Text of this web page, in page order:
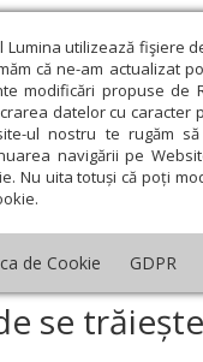
Lumina utilizează fişiere
că ne-am actualizat
modificări propuse de
datelor cu caracter
ul nostru te rugăm
navigării pe
Nu uita totuși că poți
de Cookie GDPR
Teologie
Sănătate
› Mănăstirea unde
se